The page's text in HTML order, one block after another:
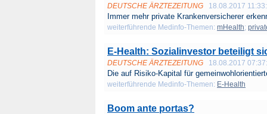
DEUTSCHE ÄRZTEZEITUNG 18.08.2017
Immer mehr private Krankenversicherer
weiterführende Medinfo-Themen: mHealth;
E-Health: Sozialinvestor beteiligt
DEUTSCHE ÄRZTEZEITUNG 18.08.2017
Die auf Risiko-Kapital für
weiterführende Medinfo-Themen: E-Health
Boom ante portas?